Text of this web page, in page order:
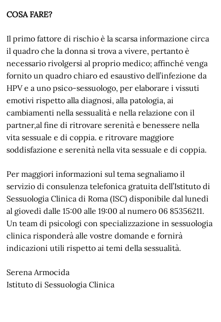
COSA FARE?
Il primo fattore di rischio è la scarsa informazione circa
il quadro che la donna si trova a vivere, pertanto è
necessario rivolgersi al proprio medico; affinché venga
fornito un quadro chiaro ed esaustivo dell’infezione da
HPV e a uno psico-sessuologo, per elaborare i vissuti
emotivi rispetto alla diagnosi, alla patologia, ai
cambiamenti nella sessualità e nella relazione con il
partner,al fine di ritrovare serenità e benessere nella
vita sessuale e di coppia. e ritrovare maggiore
soddisfazione e serenità nella vita sessuale e di coppia.
Per maggiori informazioni sul tema segnaliamo il
servizio di consulenza telefonica gratuita dell’Istituto di
Sessuologia Clinica di Roma (ISC) disponibile dal lunedì
al giovedì dalle 15:00 alle 19:00 al numero 06 85356211.
Un team di psicologi con specializzazione in sessuologia
clinica risponderà alle vostre domande e fornirà
indicazioni utili rispetto ai temi della sessualità.
Serena Armocida
Istituto di Sessuologia Clinica